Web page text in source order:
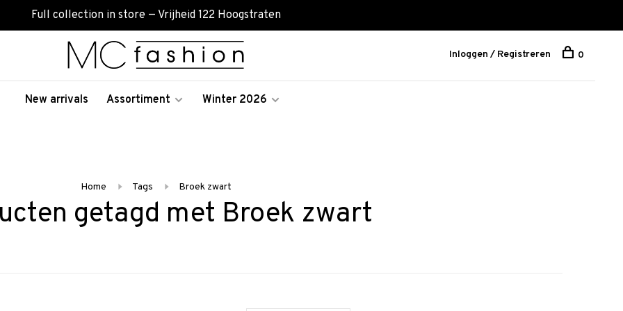
Full collection in store — Vrijheid 122 Hoogstraten
New arrivals Assortiment Winter 2026
Inloggen / Registreren 0
Home Tags Broek zwart
getagd met Broek zwart